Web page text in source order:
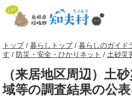
このページの本文へ
現
在
置：
トップ/ 暮らしトップ/ 暮らしのガイド
す / 防災・安全・ひかりネット / 土砂災
（来居地区周辺）土
域等の調査結果の公